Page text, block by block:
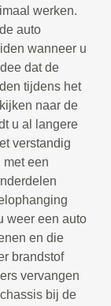
werken.
auto
wanneer u
dat de
tijdens het
naar de
u al langere
verstandig
met een
weer een auto
en die
brandstof
vervangen
bij de